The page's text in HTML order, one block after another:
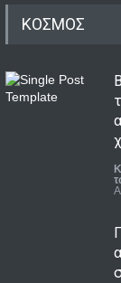
ΚΟΣΜΟΣ